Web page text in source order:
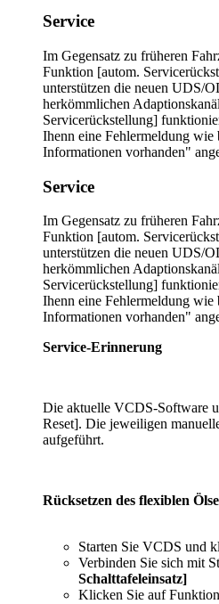
Service
Im Gegensatz zu früheren
Funktion [autom.
unterstützen die neuen UDS/
herkömmlichen
Servicerückstellung]
Ihenn eine Fehlermeldung
Informationen vorhanden"
Service
Im Gegensatz zu früheren
Funktion [autom.
unterstützen die neuen UDS/
herkömmlichen
Servicerückstellung]
Ihenn eine Fehlermeldung
Informationen vorhanden"
Service-Erinnerung
Die aktuelle VCDS-Software
Reset]. Die jeweiligen
aufgeführt.
Rücksetzen des flexiblen
Starten Sie VCDS und
Verbinden Sie sich mit
Schalttafeleinsatz]
Klicken Sie auf Funktion